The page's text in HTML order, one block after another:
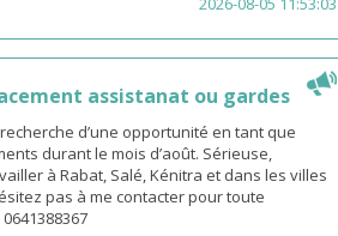
assistanat ou gardes
d’une opportunité en tant que
durant le mois d’août. Sérieuse,
à Rabat, Salé, Kénitra et dans les villes
pas à me contacter pour toute